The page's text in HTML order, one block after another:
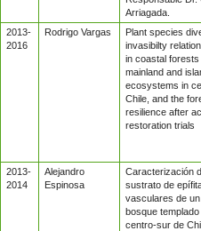
Arriagada.
2013-
2016
Rodrigo Vargas
Plant species
invasibilty
in coastal forests
mainland and
ecosystems in
Chile, and the
resilience after
restoration trials
2013-
2014
Alejandro
Espinosa
Caracterización
sustrato de
vasculares de un
bosque templado
centro-sur de